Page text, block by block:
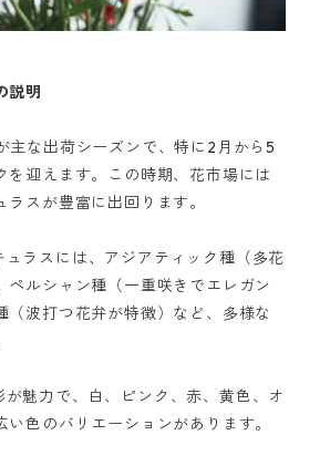
説明
主な出荷シーズンで、特に2月から5
を迎えます。この時期、花市場には
スが豊富に出回ります。
ュラスには、アジアティック種（多花
ペルシャン種（一重咲きでエレガン
（波打つ花弁が特徴）など、多様な
が魅力で、白、ピンク、赤、黄色、オ
い色のバリエーションがあります。